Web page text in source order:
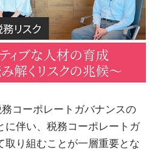
コーポレートガバナンスの
に伴い、税務コーポレートガ
取り組むことが一層重要とな